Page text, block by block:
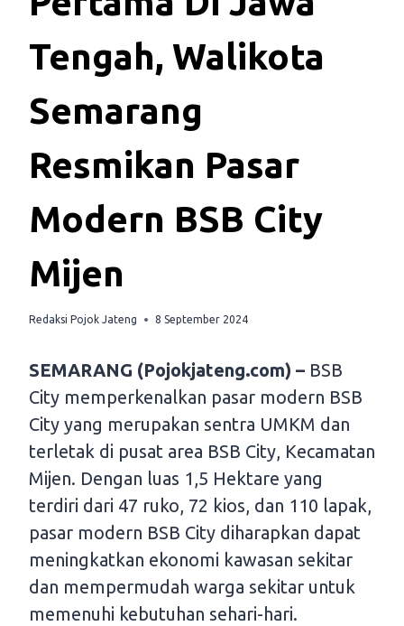
Tengah, Walikota
Semarang
Resmikan Pasar
Modern BSB City
Mijen
Redaksi Pojok Jateng 8 September 2024
SEMARANG (Pojokjateng.com) – BSB
City memperkenalkan pasar modern BSB
City yang merupakan sentra UMKM dan
terletak di pusat area BSB City, Kecamatan
Mijen. Dengan luas 1,5 Hektare yang
terdiri dari 47 ruko, 72 kios, dan 110 lapak,
pasar modern BSB City diharapkan dapat
meningkatkan ekonomi kawasan sekitar
dan mempermudah warga sekitar untuk
memenuhi kebutuhan sehari-hari.